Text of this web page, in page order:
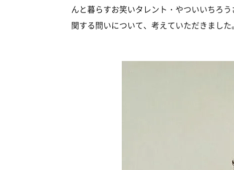
んと暮らすお笑いタレント・やついいちろ
関する問いについて、考えていただきました。